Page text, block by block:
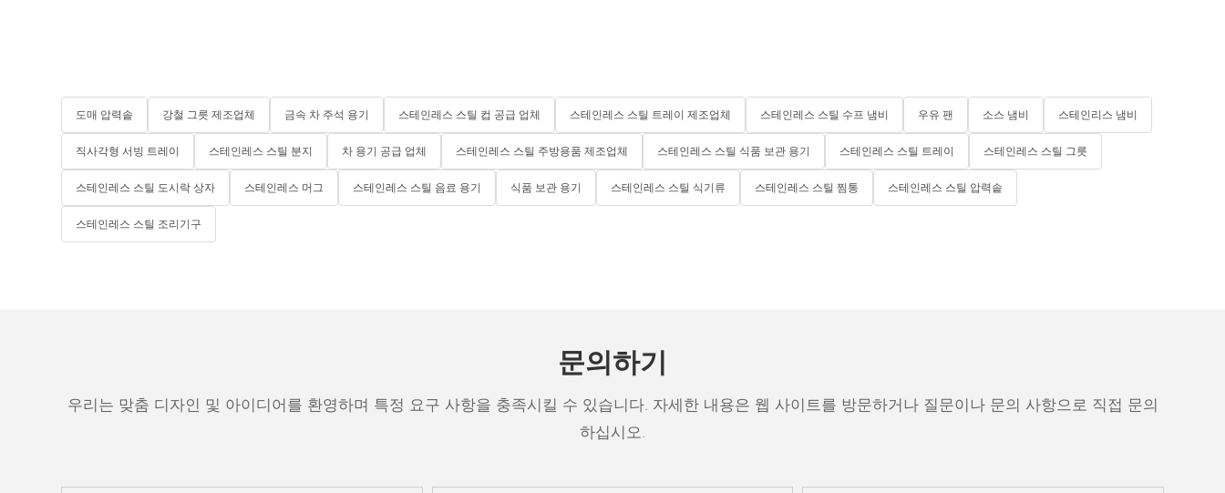
도매 압력솥 강철 그릇 제조업체 금속 차 주석 용기 스테인레스 스틸 컵 공급 업체 스테인레스 스틸 트레이 제조업체 스테인레스 스틸 수프 냄비 우유 팬 소스 냄비 스테인리스 냄비
직사각형 서빙 트레이 스테인레스 스틸 분지 차 용기 공급 업체 스테인레스 스틸 주방용품 제조업체 스테인레스 스틸 식품 보관 용기 스테인레스 스틸 트레이 스테인레스 스틸 그릇
스테인레스 스틸 도시락 상자 스테인레스 머그 스테인레스 스틸 음료 용기 식품 보관 용기 스테인레스 스틸 식기류 스테인레스 스틸 찜통 스테인레스 스틸 압력솥
스테인레스 스틸 조리기구
문의하기
우리는 맞춤 디자인 및 아이디어를 환영하며 특정 요구 사항을 충족시킬 수 있습니다. 자세한 내용은 웹 사이트를 방문하거나 질문이나 문의 사항으로 직접 문의
하십시오.